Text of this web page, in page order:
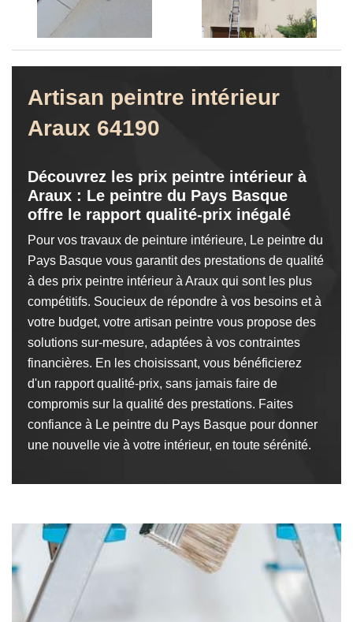
Artisan peintre intérieur
Araux 64190
Découvrez les prix peintre intérieur à
Araux : Le peintre du Pays Basque
offre le rapport qualité-prix inégalé
Pour vos travaux de peinture intérieure, Le peintre du
Pays Basque vous garantit des prestations de qualité
à des prix peintre intérieur à Araux qui sont les plus
compétitifs. Soucieux de répondre à vos besoins et à
votre budget, votre artisan peintre vous propose des
solutions sur-mesure, adaptées à vos contraintes
financières. En les choisissant, vous bénéficierez
d'un rapport qualité-prix, sans jamais faire de
compromis sur la qualité des prestations. Faites
confiance à Le peintre du Pays Basque pour donner
une nouvelle vie à votre intérieur, en toute sérénité.